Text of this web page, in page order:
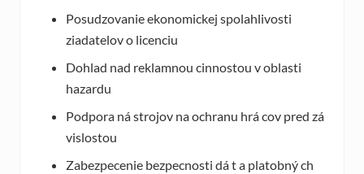
Posudzovanie ekonomickej spolahlivosti
ziadatelov o licenciu
Dohlad nad reklamnou cinnostou v oblasti
hazardu
Podpora ná strojov na ochranu hrá cov pred zá
vislostou
Zabezpecenie bezpecnosti dá t a platobný ch